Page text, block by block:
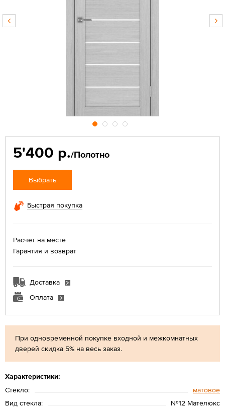
При одновременной покупке входной и межкомнатных
дверей скидка 5% на весь заказ.
Характеристики:
Стекло:
матовое
Вид стекла:
№12 Мателюкс
5'400 р./Полотно
Выбрать
Быстрая покупка
Расчет на месте
Гарантия и возврат
Доставка
Оплата